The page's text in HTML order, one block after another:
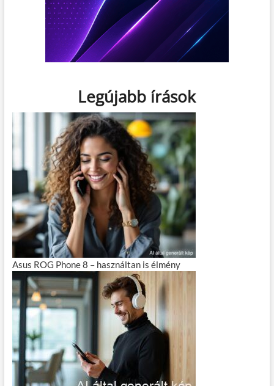
Legújabb írások
Asus ROG Phone 8 – használtan is élmény